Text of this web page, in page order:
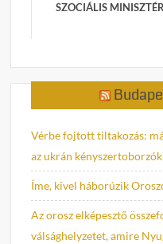
SZOCIÁLIS
Vérbe fojtott tiltakozás:
az ukrán
Íme, kivel háborúzik
Az orosz elképesztő
válsághelyzetet, amire